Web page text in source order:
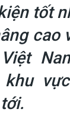
tốt
cao
khu